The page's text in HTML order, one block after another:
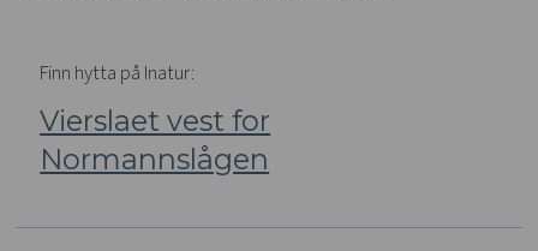
Finn hytta på Inatur:
Vierslaet vest for
Normannslågen